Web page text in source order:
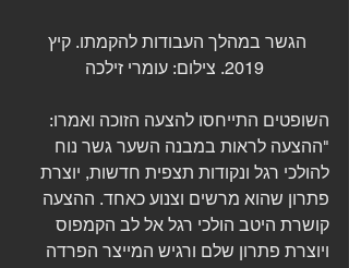
הגשר במהלך העבודות להקמתו. קיץ
2019. צילום: עומרי זילכה
השופטים התייחסו להצעה הזוכה ואמרו:
"ההצעה לראות במבנה השער גשר נוח
להולכי רגל ונקודות תצפית חדשות, יוצרת
פתרון שהוא מרשים וצנוע כאחד. ההצעה
קושרת היטב הולכי רגל אל לב הקמפוס
ויוצרת פתרון שלם ורגיש המייצר הפרדה